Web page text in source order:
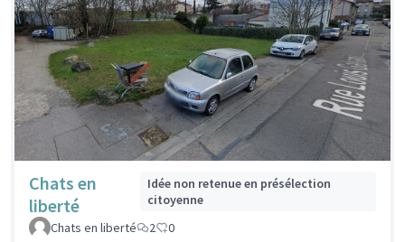
Chats en
liberté
Idée non retenue en présélection
citoyenne
Chats en liberté
2 0